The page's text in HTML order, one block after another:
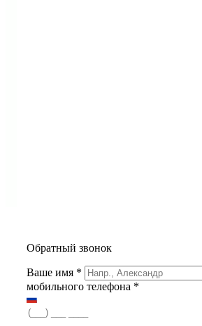
Обратный звонок
Ваше имя *
мобильного телефона *